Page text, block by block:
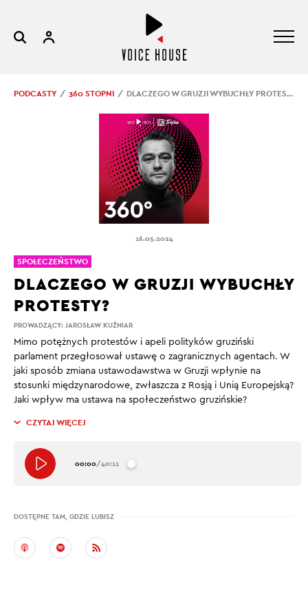
PODCASTY 360 STOPNI DLACZEGO W GRUZJI WYBUCHŁY PROTESTY?
16.05.2024
PROWADZĄCY: JAROSŁAW KUŹNIAR
DLACZEGO W GRUZJI WYBUCHŁY
PROTESTY?
Mimo potężnych protestów i apeli polityków gruziński
parlament przegłosował ustawę o zagranicznych agentach. W
jaki sposób zmiana ustawodawstwa w Gruzji wpłynie na
stosunki międzynarodowe, zwłaszcza z Rosją i Unią Europejską?
Jaki wpływ ma ustawa na społeczeństwo gruzińskie?
CZYTAJ WIĘCEJ
00:00/40:11
DOSTĘPNE TAM, GDZIE LUBISZ
SPOŁECZEŃSTWO